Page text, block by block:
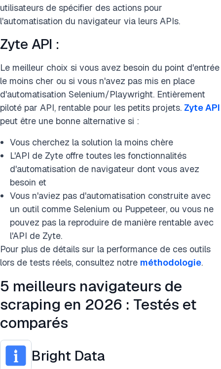
utilisateurs de spécifier des actions pour
l'automatisation du navigateur via leurs APIs.
Zyte API :
Le meilleur choix si vous avez besoin du point d'entrée
le moins cher ou si vous n'avez pas mis en place
d'automatisation Selenium/Playwright. Entièrement
piloté par API, rentable pour les petits projets. Zyte API
peut être une bonne alternative si :
Vous cherchez la solution la moins chère
L'API de Zyte offre toutes les fonctionnalités
d'automatisation de navigateur dont vous avez
besoin et
Vous n'aviez pas d'automatisation construite avec
un outil comme Selenium ou Puppeteer, ou vous ne
pouvez pas la reproduire de manière rentable avec
l'API de Zyte.
Pour plus de détails sur la performance de ces outils
lors de tests réels, consultez notre méthodologie.
5 meilleurs navigateurs de
scraping en 2026 : Testés et
comparés
Bright Data